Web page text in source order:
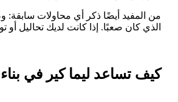
من المفيد أيضًا ذكر أي محاولات سابقة:
الذي كان صعبًا. إذا كانت لديك تحاليل
كيف تساعد ليما كير في